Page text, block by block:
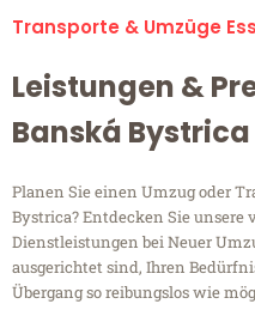
Transporte & Umzüge
Leistungen &
Banská Bystrica
Planen Sie einen Umzug oder
Bystrica? Entdecken Sie
Dienstleistungen bei Neuer
ausgerichtet sind, Ihren
Übergang so reibungslos wie